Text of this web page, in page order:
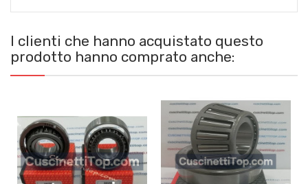
I clienti che hanno acquistato questo
prodotto hanno comprato anche: